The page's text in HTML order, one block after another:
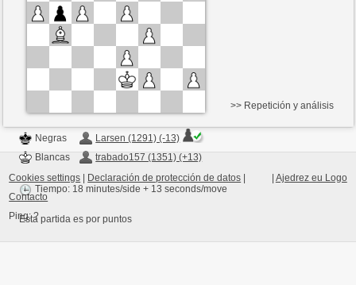
Esta partida es por puntos
Negras
Larsen (1291) (-13)
Blancas
trabado157 (1351) (+13)
Tiempo: 18 minutes/side + 13 seconds/move
Esta partida es por puntos
>> Repetición y análisis
Ajedrez eu Logo
Cookies settings Declaración de protección de datos
Contacto
Ping:?